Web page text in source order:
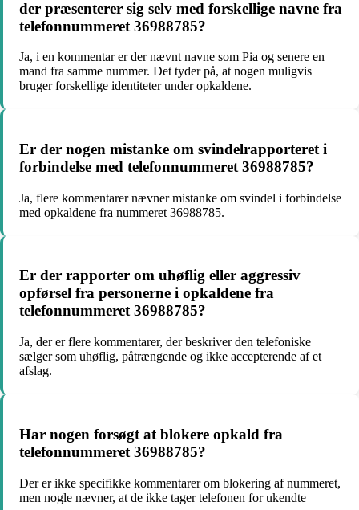
der præsenterer sig selv med forskellige navne fra
telefonnummeret 36988785?
Ja, i en kommentar er der nævnt navne som Pia og senere en
mand fra samme nummer. Det tyder på, at nogen muligvis
bruger forskellige identiteter under opkaldene.
Er der nogen mistanke om svindelrapporteret i
forbindelse med telefonnummeret 36988785?
Ja, flere kommentarer nævner mistanke om svindel i forbindelse
med opkaldene fra nummeret 36988785.
Er der rapporter om uhøflig eller aggressiv
opførsel fra personerne i opkaldene fra
telefonnummeret 36988785?
Ja, der er flere kommentarer, der beskriver den telefoniske
sælger som uhøflig, påtrængende og ikke accepterende af et
afslag.
Har nogen forsøgt at blokere opkald fra
telefonnummeret 36988785?
Der er ikke specifikke kommentarer om blokering af nummeret,
men nogle nævner, at de ikke tager telefonen for ukendte